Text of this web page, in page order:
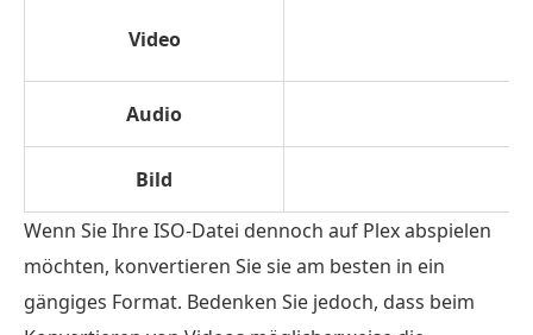
Video
Audio
Bild
Wenn Sie Ihre ISO-Datei dennoch auf Plex abspielen
möchten, konvertieren Sie sie am besten in ein
gängiges Format. Bedenken Sie jedoch, dass beim